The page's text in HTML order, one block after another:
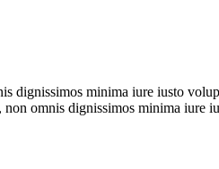
minima iure iusto
omnis dignissimos minima